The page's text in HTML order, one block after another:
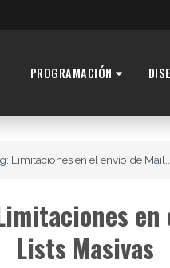
PROGRAMACIÓN
Limitaciones en el envío de Mail...
Lists Masivas